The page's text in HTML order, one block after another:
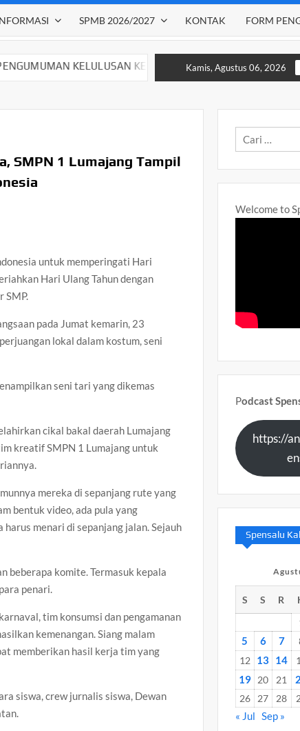
SPMB 2026/2027 KONTAK FORM
KELAS IX SMP NEGERI 1 LUMAJANGTAHUN AJARAN 2024-
Kamis, Agustus 06, 2026
SMPN 1 Lumajang Tampil
untuk memperingati Hari
Hari Ulang Tahun dengan
SMP.
pada Jumat kemarin, 23
lokal dalam kostum, seni
seni tari yang dikemas
cikal bakal daerah Lumajang
kreatif SMPN 1 Lumajang untuk
mereka di sepanjang rute yang
bentuk video, ada pula yang
menari di sepanjang jalan. Sejauh
beberapa komite. Termasuk kepala
penari.
tim konsumsi dan pengamanan
kemenangan. Siang malam
memberikan hasil kerja tim yang
siswa, crew jurnalis siswa, Dewan
Welcome to
Podcast
https://
Spensalu
S S R
5 6 7
12
13 14
19 20 21
26
27 28
« Jul Sep »